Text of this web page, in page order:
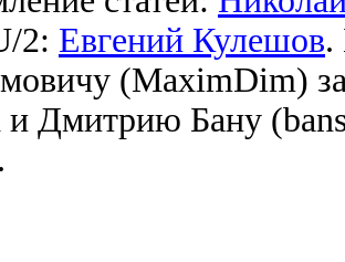
2: Евгений Кулешов.
(MaximDim)
и Дмитрию Бану